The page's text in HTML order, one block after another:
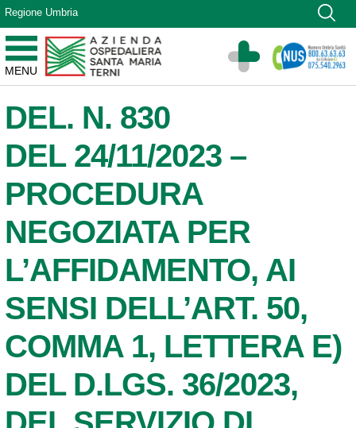
Vai ai contenuti
Vai al menu di navigazione
Vai al footer
Regione Umbria
MENU
Azienda Ospedaliera Santa Maria di Terni
Sito Istituzionale
DEL. N. 830
DEL 24/11/2023 –
PROCEDURA
NEGOZIATA PER
L’AFFIDAMENTO, AI
SENSI DELL’ART. 50,
COMMA 1, LETTERA E)
DEL D.LGS. 36/2023,